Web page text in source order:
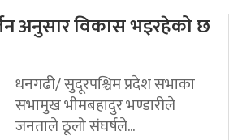
अनुसार विकास भइरहेको छ
धनगढी/ सुदूरपश्चिम प्रदेश सभाका
सभामुख भीमबहादुर भण्डारीले
जनताले ठूलो संघर्षले...